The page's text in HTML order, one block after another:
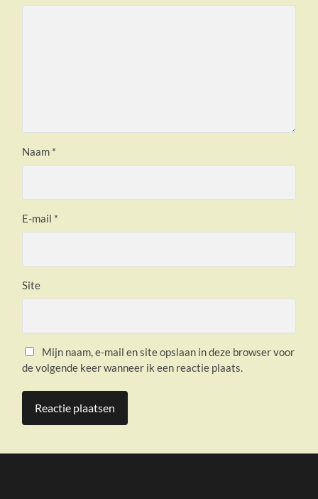
Naam *
E-mail *
Site
Mijn naam, e-mail en site opslaan in deze browser voor
de volgende keer wanneer ik een reactie plaats.